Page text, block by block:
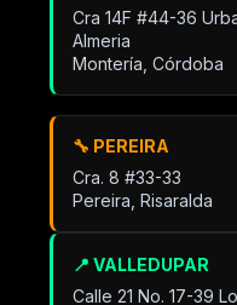
Cra 14F #44-36
Almeria
Montería, Córdoba
📍 VALLEDUPAR
Calle 21 No. 17-39
🔧 PEREIRA
Cra. 8 #33-33
Pereira, Risaralda